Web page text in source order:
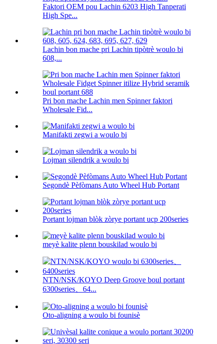
Faktori OEM pou Lachin 6203 High Tanperati
High Spe...
Lachin bon mache pri Lachin tipòtrè woulo bi
608,...
Pri bon mache Lachin men Spinner faktori
Wholesale Fid...
Manifakti zegwi a woulo bi
Lojman silendrik a woulo bi
Segondè Pèfòmans Auto Wheel Hub Portant
Portant lojman blòk zòrye portant ucp 200series
meyè kalite plenn bouskilad woulo bi
NTN/NSK/KOYO Deep Groove boul portant
6300series、64...
Oto-aligning a woulo bi founisè